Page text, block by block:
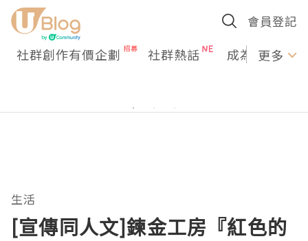
會員登記
社群創作有價企劃 社群熱話 成為U更多
生活
[宣傳同人文]鍊金工房『紅色的